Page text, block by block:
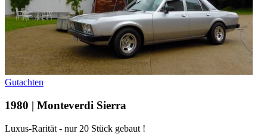
Gutachten
1980 | Monteverdi Sierra
Luxus-Rarität - nur 20 Stück gebaut !